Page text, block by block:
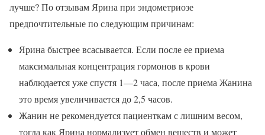
лучше? По отзывам Ярина при эндометриозе
предпочтительные по следующим причинам:
Ярина быстрее всасывается. Если после ее приема
максимальная концентрация гормонов в крови
наблюдается уже спустя 1—2 часа, после приема Жанина
это время увеличивается до 2,5 часов.
Жанин не рекомендуется пациенткам с лишним весом,
тогда как Ярина нормализует обмен веществ и может